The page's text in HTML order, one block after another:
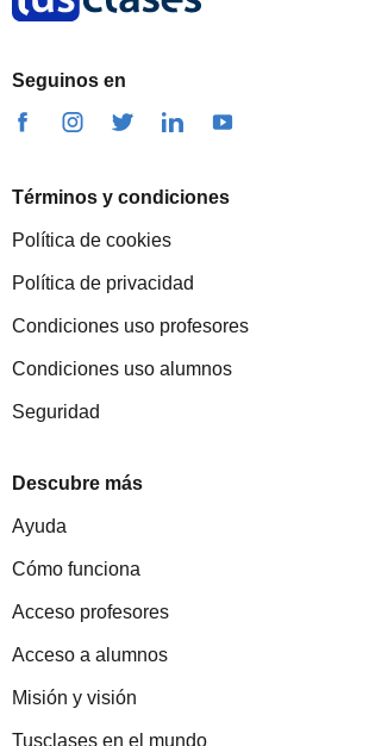
Seguinos en
Términos y condiciones
Política de cookies
Política de privacidad
Condiciones uso profesores
Condiciones uso alumnos
Seguridad
Descubre más
Ayuda
Cómo funciona
Acceso profesores
Acceso a alumnos
Misión y visión
Tusclases en el mundo